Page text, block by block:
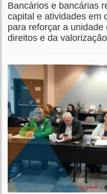
Bancários e bancárias
capital e atividades em
para reforçar a
direitos e da